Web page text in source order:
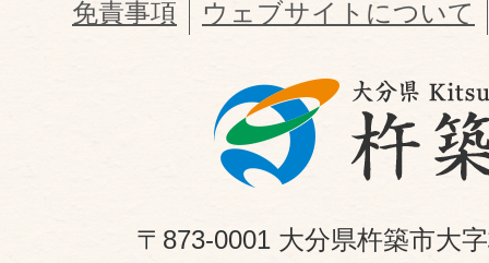
免責事項
ウェブサイトについて
〒873-0001 大分県杵築市大